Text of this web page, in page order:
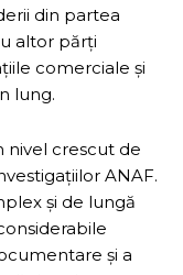
din partea
altor părți
comerciale și
lung.
nivel crescut de
ANAF.
și de lungă
și a